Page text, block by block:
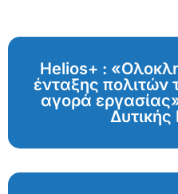
Helios+ :
ένταξης πολιτών
αγορά